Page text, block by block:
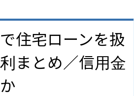
住宅ローンを扱
まとめ／信用金